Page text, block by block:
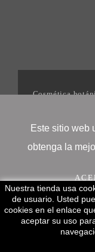
Nuestra tienda usa
de usuario. Usted
cookies en el enlace
aceptar su uso
Cosmética
Este sitio web
obtenga la